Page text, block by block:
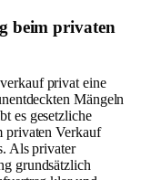
beim privaten
privat eine
Mängeln
es gesetzliche
privaten Verkauf
Als privater
grundsätzlich